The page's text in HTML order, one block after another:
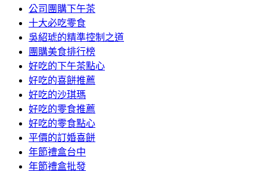
公司團購下午茶
十大必吃零食
吳紹琥的精準控制之道
團購美食排行榜
好吃的下午茶點心
好吃的喜餅推薦
好吃的沙琪瑪
好吃的零食推薦
好吃的零食點心
平價的訂婚喜餅
年節禮盒台中
年節禮盒批發